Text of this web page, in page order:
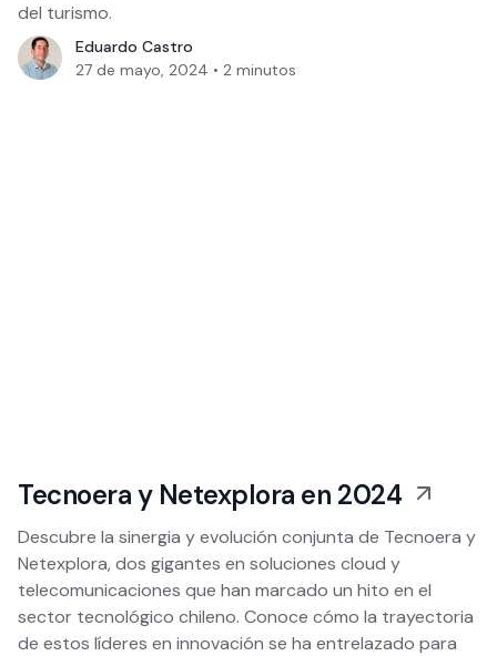
del turismo.
Eduardo Castro
27 de mayo, 2024 • 2 minutos
Tecnoera y Netexplora en 2024
Descubre la sinergia y evolución conjunta de Tecnoera y
Netexplora, dos gigantes en soluciones cloud y
telecomunicaciones que han marcado un hito en el
sector tecnológico chileno. Conoce cómo la trayectoria
de estos líderes en innovación se ha entrelazado para